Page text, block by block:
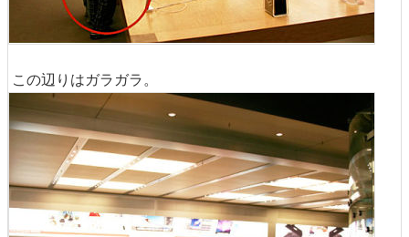
この辺りはガラガラ。